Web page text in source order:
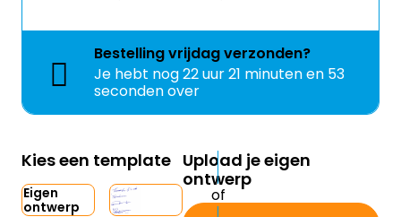
Bestellingvrijdagverzonden?
Je hebt nog22 uur 21 minuten en 52
seconden over
Kies een template
Eigen
ontwerp
Upload je eigen
ontwerp